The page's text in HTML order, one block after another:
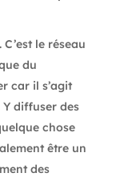
le réseau
du
car il s’agit
diffuser des
chose
être un
des